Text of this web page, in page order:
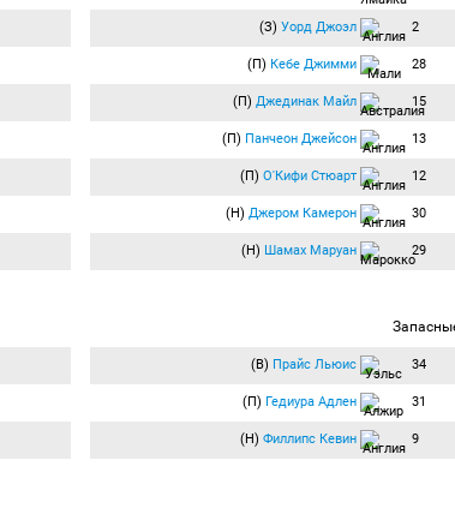
(З) Уорд Джоэл 2
(П) Кебе Джимми 28
(П) Джединак Майл 15
(П) Панчеон Джейсон 13
(П) О'Кифи Стюарт 12
(Н) Джером Камерон 30
(Н) Шамах Маруан 29
(В) Прайс Льюис 34
(П) Гедиура Адлен 31
(Н) Филлипс Кевин 9